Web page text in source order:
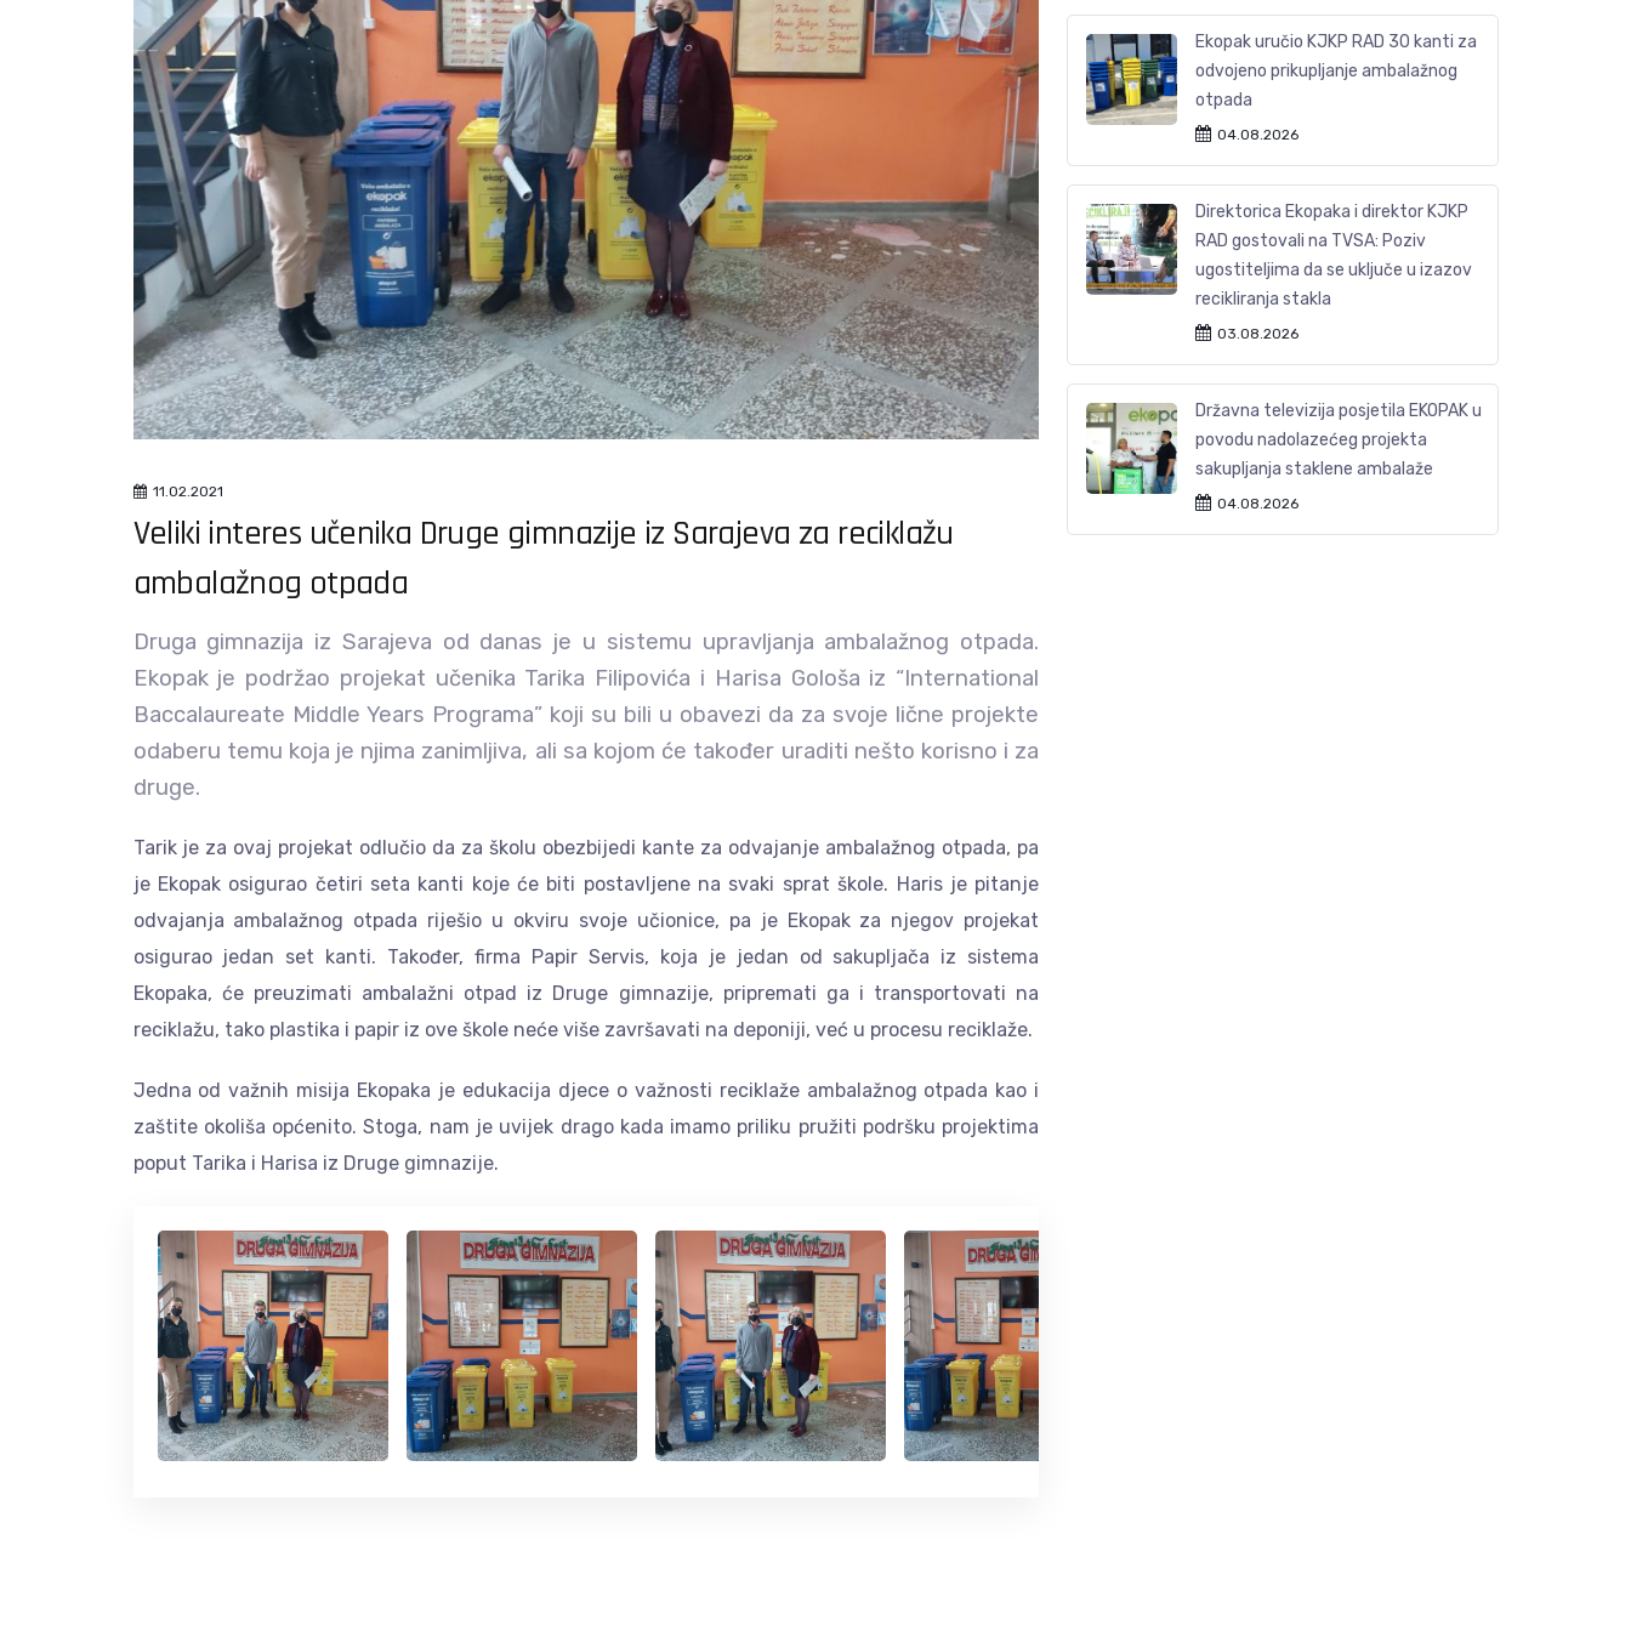
11.02.2021
Veliki interes učenika Druge gimnazije iz Sarajeva za reciklažu
ambalažnog otpada
Druga gimnazija iz Sarajeva od danas je u sistemu upravljanja ambalažnog otpada.
Ekopak je podržao projekat učenika Tarika Filipovića i Harisa Gološa iz “International
Baccalaureate Middle Years Programa” koji su bili u obavezi da za svoje lične projekte
odaberu temu koja je njima zanimljiva, ali sa kojom će također uraditi nešto korisno i za
druge.
Tarik je za ovaj projekat odlučio da za školu obezbijedi kante za odvajanje ambalažnog otpada, pa
je Ekopak osigurao četiri seta kanti koje će biti postavljene na svaki sprat škole. Haris je pitanje
odvajanja ambalažnog otpada riješio u okviru svoje učionice, pa je Ekopak za njegov projekat
osigurao jedan set kanti. Također, firma Papir Servis, koja je jedan od sakupljača iz sistema
Ekopaka, će preuzimati ambalažni otpad iz Druge gimnazije, pripremati ga i transportovati na
reciklažu, tako plastika i papir iz ove škole neće više završavati na deponiji, već u procesu reciklaže.
Jedna od važnih misija Ekopaka je edukacija djece o važnosti reciklaže ambalažnog otpada kao i
zaštite okoliša općenito. Stoga, nam je uvijek drago kada imamo priliku pružiti podršku projektima
poput Tarika i Harisa iz Druge gimnazije.
Ekopak uručio KJKP RAD 30 kanti za
odvojeno prikupljanje ambalažnog
otpada
04.08.2026
Direktorica Ekopaka i direktor KJKP
RAD gostovali na TVSA: Poziv
ugostiteljima da se uključe u izazov
recikliranja stakla
03.08.2026
Državna televizija posjetila EKOPAK u
povodu nadolazećeg projekta
sakupljanja staklene ambalaže
04.08.2026